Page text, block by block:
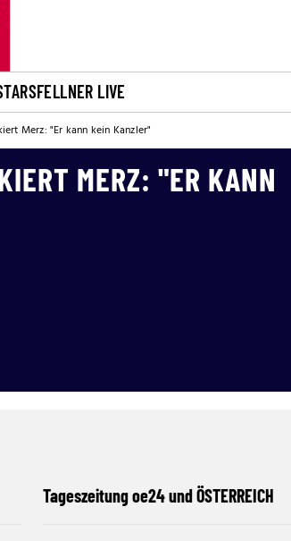
FELLNER LIVE
Merz: "Er kann kein Kanzler"
MERZ: "ER KANN
Tageszeitung oe24 und ÖSTERREICH